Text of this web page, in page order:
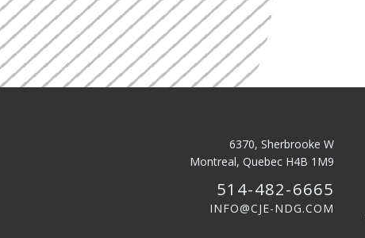
6370, Sherbrooke W
Montreal, Quebec H4B 1M9
514-482-6665
INFO@CJE-NDG.COM